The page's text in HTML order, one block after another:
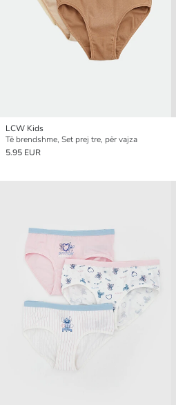
LCW Kids
Të brendshme, Set prej tre, për vajza
5.95 EUR